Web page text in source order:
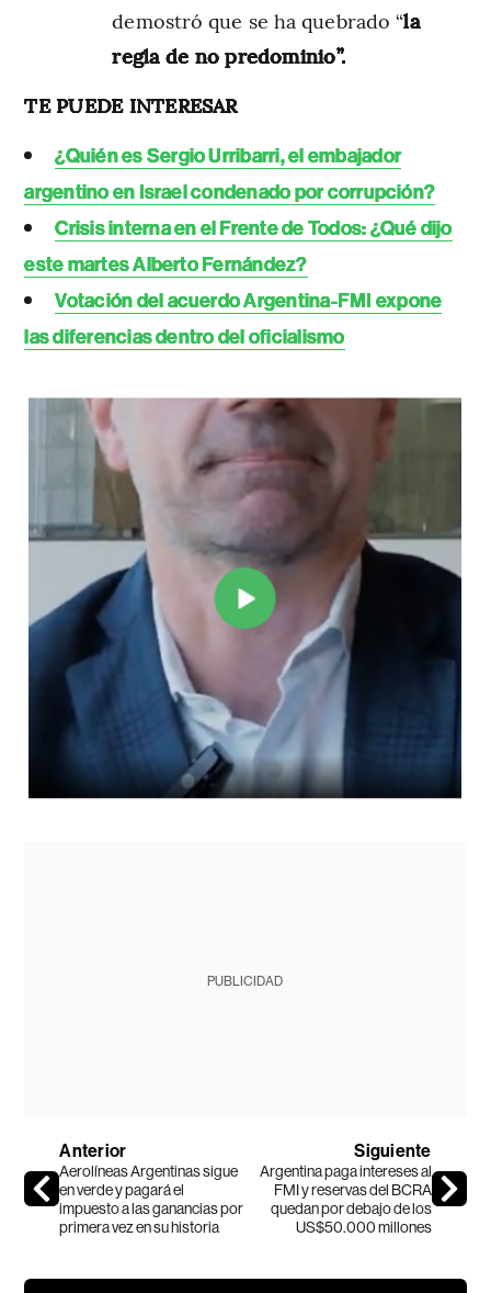
demostró que se ha quebrado “la
regla de no predominio”.
TE PUEDE INTERESAR
¿Quién es Sergio Urribarri, el embajador
argentino en Israel condenado por corrupción?
Crisis interna en el Frente de Todos: ¿Qué dijo
este martes Alberto Fernández?
Votación del acuerdo Argentina-FMI expone
las diferencias dentro del oficialismo
PUBLICIDAD
Anterior
Aerolíneas Argentinas sigue
en verde y pagará el
impuesto a las ganancias por
primera vez en su historia
Siguiente
Argentina paga intereses al
FMI y reservas del BCRA
quedan por debajo de los
US$50.000 millones